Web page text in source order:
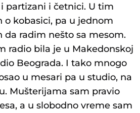
partizani i četnici. U tim
kobasici, pa u jednom
radim nešto sa mesom.
radio bila je u Makedonskoj
Beograda. I tako mnogo
u mesari pa u studio, na
Mušterijama sam pravio
a u slobodno vreme sam